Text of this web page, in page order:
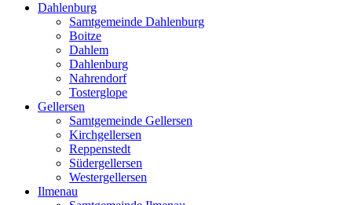
Dahlenburg
Samtgemeinde Dahlenburg
Boitze
Dahlem
Dahlenburg
Nahrendorf
Tosterglope
Gellersen
Samtgemeinde Gellersen
Kirchgellersen
Reppenstedt
Südergellersen
Westergellersen
Ilmenau